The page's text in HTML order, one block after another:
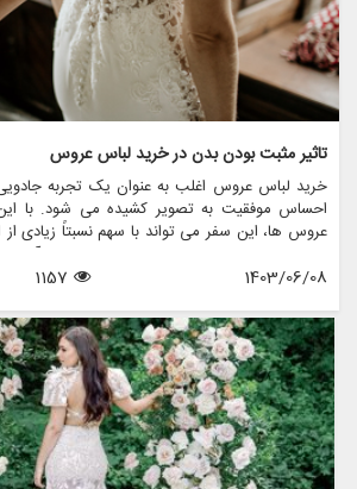
تاثیر مثبت بودن بدن در خرید لباس عروس
خرید لباس عروس اغلب به عنوان یک تجربه
احساس موفقیت به تصویر کشیده می شود. با
عروس ها، این سفر می تواند با سهم نسبتاً زیادی
ویژه وقتی صحبت از تصویر بدنی به میان می آید.
به طور قابل توجهی بر نحوه برخورد عروس ها برای
کند. این مقاله تاثیر مثبت بودن بدن بر خرید
فروشگاه هایی مانند مزون چرخچی در ایجاد
همه عروس ها پیشرو هستند را بررسی می کند.
1403/06/08
1157